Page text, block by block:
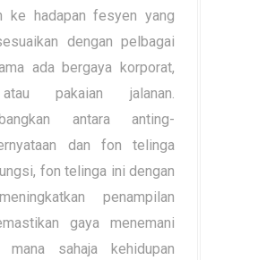
ke hadapan fesyen yang
dengan pelbagai
ada bergaya korporat,
pakaian jalanan.
antara anting-
dan fon telinga
fon telinga ini dengan
penampilan
gaya menemani
sahaja kehidupan